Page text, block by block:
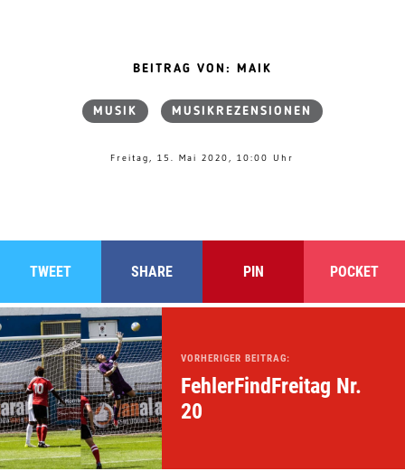
BEITRAG VON: MAIK
MUSIK MUSIKREZENSIONEN
Freitag, 15. Mai 2020, 10:00 Uhr
TWEET SHARE PIN POCKET
VORHERIGER BEITRAG:
FehlerFindFreitag Nr.
20